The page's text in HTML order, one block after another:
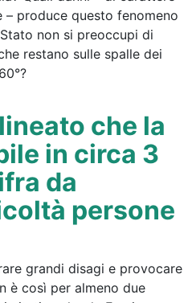
produce questo fenomeno
non si preoccupi di
restano sulle spalle dei
che la
in circa 3
da
persone
grandi disagi e provocare
è così per almeno due